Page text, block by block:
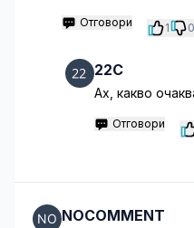
Отговори 1 0
22C
Ах, какво
Отговори
NOCOMMENT